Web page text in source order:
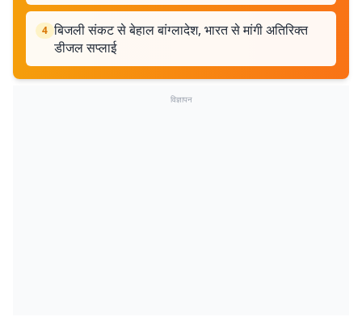
4 बिजली संकट से बेहाल बांग्लादेश, भारत से मांगी अतिरिक्त
डीजल सप्लाई
विज्ञापन